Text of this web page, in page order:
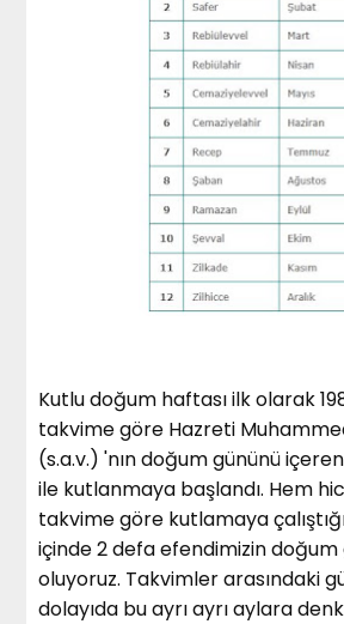
Kutlu doğum haftası ilk olarak
takvime göre Hazreti
(s.a.v.) 'nın doğum gününü
ile kutlanmaya başlandı. Hem
takvime göre kutlamaya
içinde 2 defa efendimizin doğum
oluyoruz. Takvimler arasındaki
dolayıda bu ayrı ayrı aylara